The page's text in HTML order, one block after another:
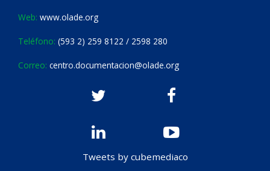
Web: www.olade.org
Teléfono: (593 2) 259 8122 / 2598 280
Correo: centro.documentacion@olade.org
Tweets by cubemediaco